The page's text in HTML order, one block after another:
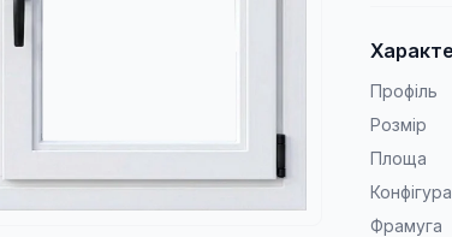
Профіль
Розмір
Площа
Фрамуга